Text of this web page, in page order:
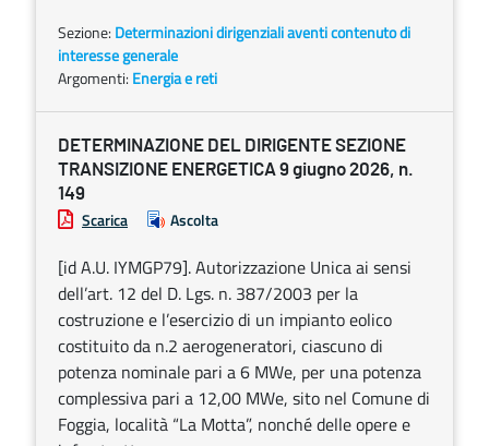
Sezione: Determinazioni dirigenziali aventi contenuto di
interesse generale
Argomenti: Energia e reti
DETERMINAZIONE DEL DIRIGENTE SEZIONE
TRANSIZIONE ENERGETICA 9 giugno 2026, n.
149
Scarica Ascolta
[id A.U. IYMGP79]. Autorizzazione Unica ai sensi
dell’art. 12 del D. Lgs. n. 387/2003 per la
costruzione e l’esercizio di un impianto eolico
costituito da n.2 aerogeneratori, ciascuno di
potenza nominale pari a 6 MWe, per una potenza
complessiva pari a 12,00 MWe, sito nel Comune di
Foggia, località “La Motta”, nonché delle opere e